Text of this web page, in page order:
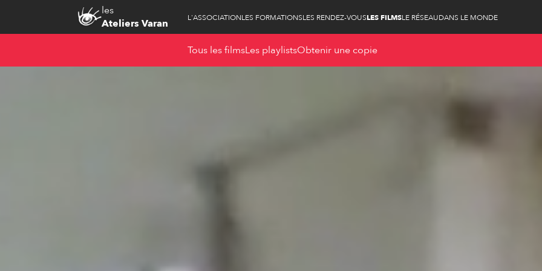
les
Ateliers Varan
L'ASSOCIATIONLES FORMATIONSLES RENDEZ-VOUSLES FILMSLE RÉSEAUDANS LE MONDE
Tous les filmsLes playlistsObtenir une copie